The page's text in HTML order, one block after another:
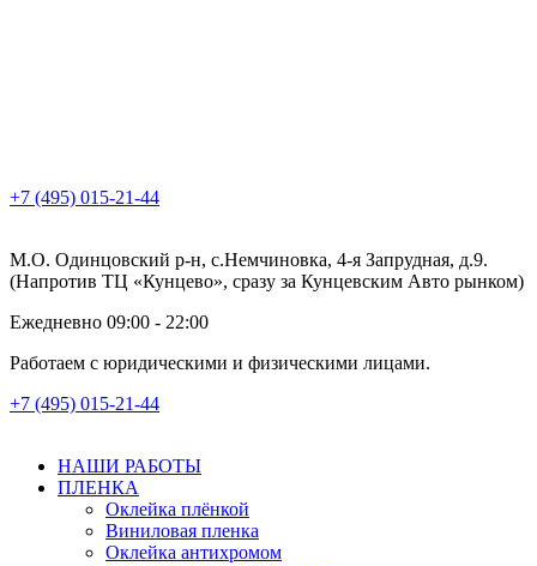
+7 (495) 015-21-44
М.О. Одинцовский р-н, с.Немчиновка, 4-я Запрудная, д.9.
(Напротив ТЦ «Кунцево», сразу за Кунцевским Авто рынком)
Ежедневно 09:00 - 22:00
Работаем с юридическими и физическими лицами.
+7 (495) 015-21-44
НАШИ РАБОТЫ
ПЛЕНКА
Оклейка плёнкой
Виниловая пленка
Оклейка антихромом